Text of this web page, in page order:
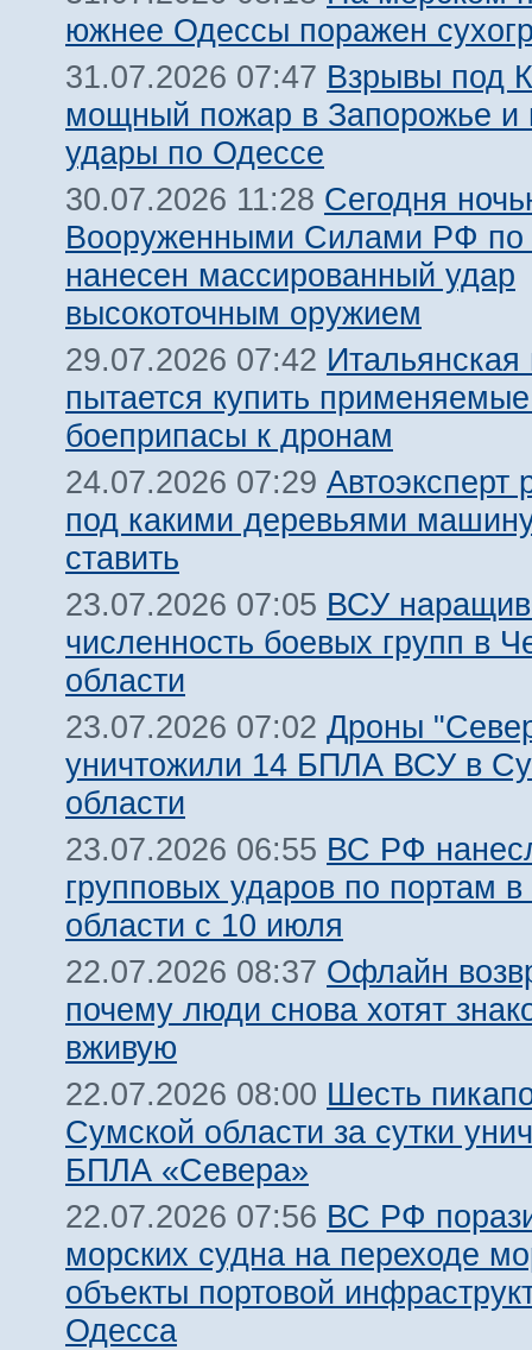
южнее Одессы поражен
31.07.2026 07:47 Взрывы под
мощный пожар в Запорожье и
удары по Одессе
30.07.2026 11:28 Сегодня
Вооруженными Силами РФ по
нанесен массированный удар
высокоточным оружием
29.07.2026 07:42
пытается купить
боеприпасы к дронам
24.07.2026 07:29 Автоэксперт
под какими деревьями
ставить
23.07.2026 07:05 ВСУ
численность боевых групп в
области
23.07.2026 07:02 Дроны
уничтожили 14 БПЛА ВСУ в
области
23.07.2026 06:55 ВС РФ
групповых ударов по портам
области с 10 июля
22.07.2026 08:37 Офлайн
почему люди снова хотят
вживую
22.07.2026 08:00 Шесть
Сумской области за сутки
БПЛА «Севера»
22.07.2026 07:56 ВС РФ
морских судна на переходе
объекты портовой
Одесса